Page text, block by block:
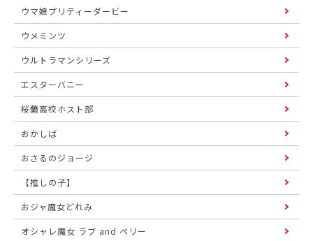
ウマ娘プリティーダービー
ウメミンツ
ウルトラマンシリーズ
エスターバニー
桜蘭高校ホスト部
おかしば
おさるのジョージ
【推しの子】
おジャ魔女どれみ
オシャレ魔女 ラブ and ベリー